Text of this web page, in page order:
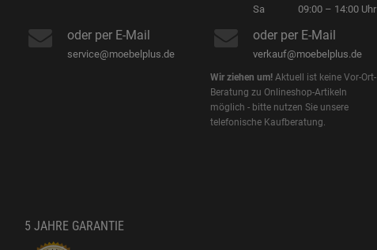
oder per E-Mail
service@moebelplus.de
Sa
09:00 – 14:00 Uhr
oder per E-Mail
verkauf@moebelplus.de
Wir ziehen um! Aktuell ist keine Vor-Ort-
Beratung zu Onlineshop-Artikeln
möglich - bitte nutzen Sie unsere
telefonische Kaufberatung.
5 JAHRE GARANTIE